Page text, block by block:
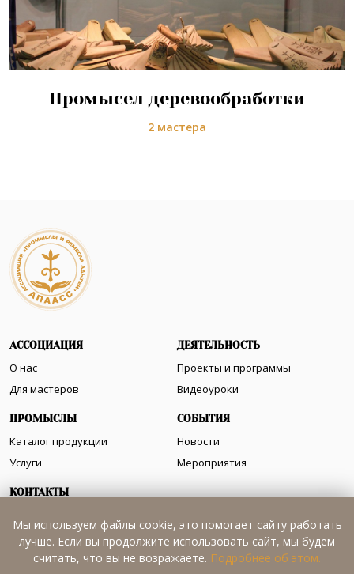
Промысел деревообработки
2 мастера
АССОЦИАЦИЯ
О нас
Для мастеров
ДЕЯТЕЛЬНОСТЬ
Проекты и программы
Видеоуроки
ПРОМЫСЛЫ
Каталог продукции
Услуги
СОБЫТИЯ
Новости
Мероприятия
КОНТАКТЫ
+7 (8772) 52-35-53 apaass@mail.ru
Мы используем файлы cookie, это помогает сайту работать
лучше. Если вы продолжите использовать сайт, мы будем
считать, что вы не возражаете. Подробнее об этом.